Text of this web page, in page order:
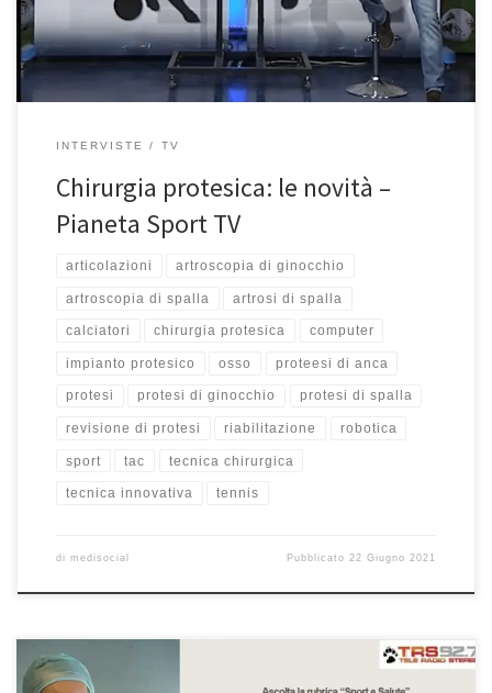
Professore parliamo […]
INTERVISTE TV
Chirurgia protesica: le novità –
Pianeta Sport TV
articolazioni artroscopia di ginocchio
artroscopia di spalla artrosi di spalla
calciatori chirurgia protesica computer
impianto protesico osso proteesi di anca
protesi protesi di ginocchio protesi di spalla
revisione di protesi riabilitazione robotica
sport tac tecnica chirurgica
tecnica innovativa tennis
di medisocial Pubblicato 22 Giugno 2021